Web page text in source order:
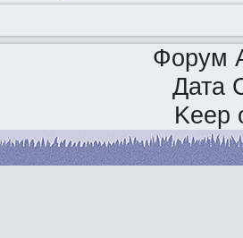
Форум
Дата
Keep